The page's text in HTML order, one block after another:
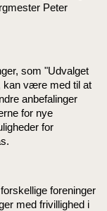
Peter
som "Udvalget
kan være med til at
anbefalinger
for nye
for
foreninger
med frivillighed i